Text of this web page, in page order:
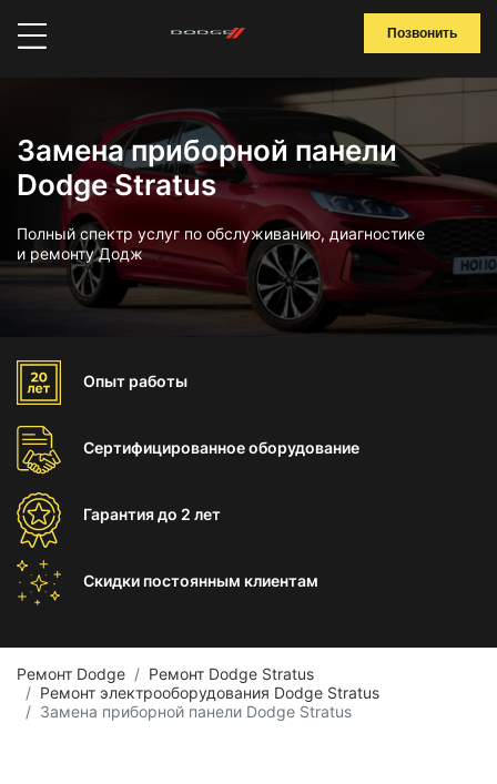
Позвонить
Замена приборной панели
Dodge Stratus
Полный спектр услуг по обслуживанию, диагностике
и ремонту Додж
Опыт работы
Сертифицированноеоборудование
Гарантиядо 2 лет
Скидки постоянным клиентам
Ремонт Dodge
Ремонт Dodge Stratus
Ремонт электрооборудования Dodge Stratus
Замена приборной панели Dodge Stratus